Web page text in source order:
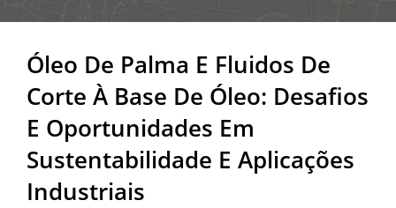
Aplicações Industriais |
Fabricante De Óleo De Corte
Industrial E Lubrificantes |
HLJH
Óleo De Palma E Fluidos De
Corte À Base De Óleo: Desafios
E Oportunidades Em
Sustentabilidade E Aplicações
Industriais